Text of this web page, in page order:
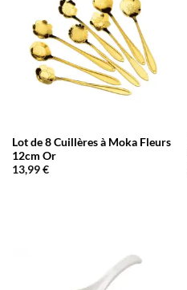
Lot de 8 Cuillères à Moka Fleurs
12cm Or
13,99€